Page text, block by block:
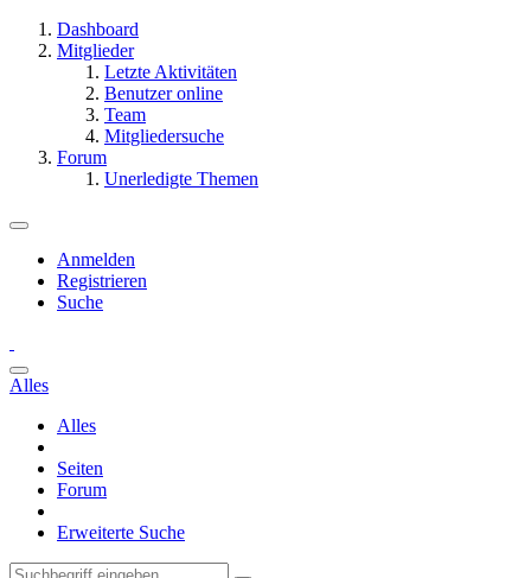
Dashboard
Mitglieder
Letzte Aktivitäten
Benutzer online
Team
Mitgliedersuche
Forum
Unerledigte Themen
Anmelden
Registrieren
Suche
Alles
Alles
Seiten
Forum
Erweiterte Suche